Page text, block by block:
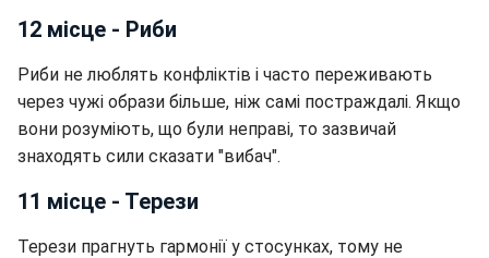
12 місце - Риби
Риби не люблять конфліктів і часто переживають
через чужі образи більше, ніж самі постраждалі. Якщо
вони розуміють, що були неправі, то зазвичай
знаходять сили сказати "вибач".
11 місце - Терези
Терези прагнуть гармонії у стосунках, тому не